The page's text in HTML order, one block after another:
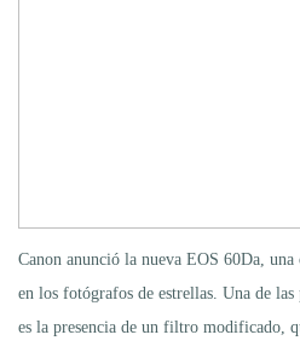
Canon anunció la nueva EOS 60Da, una
en los fotógrafos de estrellas. Una de las
es la presencia de un filtro modificado,